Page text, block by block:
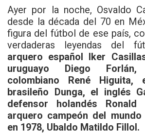
Ayer por la noche, Osvaldo
desde la década del 70 en
figura del fútbol de ese país,
verdaderas leyendas del
arquero español Iker
uruguayo Diego
colombiano René
brasileño Dunga, el inglés
defensor holandés
arquero campeón del
en 1978, Ubaldo Matildo Fillol.